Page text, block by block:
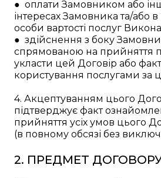
● оплати Замовником або
інтересах Замовника та/або в
особи вартості послуг
● здійснення з боку
спрямованою на прийняття
укласти цей Договір або
користування послугами за
4. Акцептуванням цього
підтверджує факт
прийняття усіх умов цього
(в повному обсязі без
2. ПРЕДМЕТ